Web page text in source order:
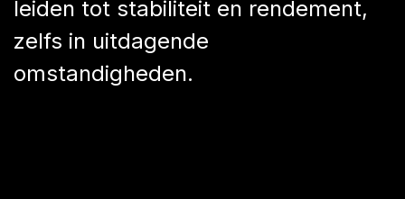
leiden tot stabiliteit en rendement,
zelfs in uitdagende
omstandigheden.